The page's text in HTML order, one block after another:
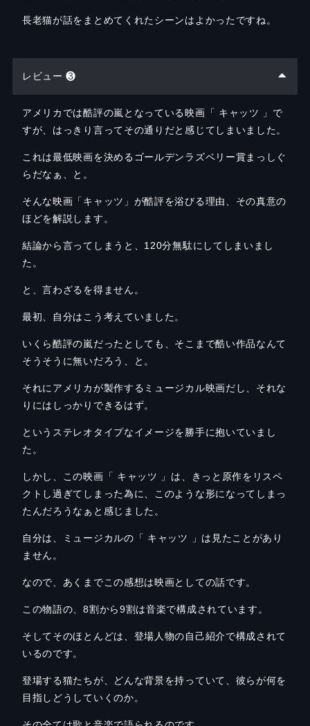
長老猫が話をまとめてくれたシーンはよかったですね。
レビュー ❸
アメリカでは酷評の嵐となっている映画「 キャッツ 」で
すが、はっきり言ってその通りだと感じてしまいました。
これは最低映画を決めるゴールデンラズベリー賞まっしぐ
らだなぁ、と。
そんな映画「キャッツ」が酷評を浴びる理由、その真意の
ほどを解説します。
結論から言ってしまうと、120分無駄にしてしまいまし
た。
と、言わざるを得ません。
最初、自分はこう考えていました。
いくら酷評の嵐だったとしても、そこまで酷い作品なんて
そうそうに無いだろう、と。
それにアメリカが製作するミュージカル映画だし、それな
りにはしっかりできるはず。
というステレオタイプなイメージを勝手に抱いていまし
た。
しかし、この映画「 キャッツ 」は、きっと原作をリスペ
クトし過ぎてしまった為に、このような形になってしまっ
たんだろうなぁ と感じました。
自分は、ミュージカルの「 キャッツ 」 は見たことがあり
ません。
なので、あくまでこの感想は映画としての話です。
この物語の、8割から9割は音楽で構成されています。
そしてそのほとんどは、登場人物の自己紹介で構成されて
いるのです。
登場する猫たちが、どんな背景を持っていて、彼らが何を
目指しどうしていくのか。